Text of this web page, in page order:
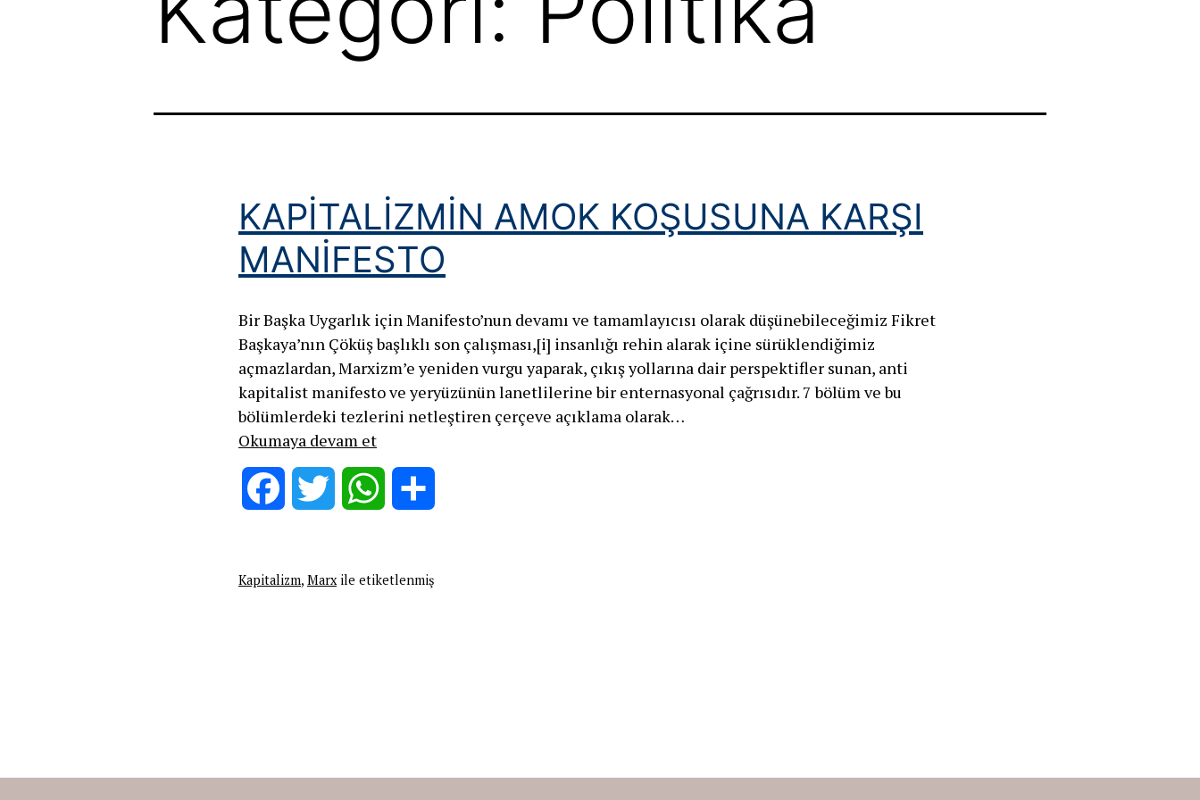
KAPİTALİZMİN AMOK KOŞUSUNA KARŞI
MANİFESTO
Bir Başka Uygarlık için Manifesto’nun devamı ve tamamlayıcısı olarak düşünebileceğimiz Fikret
Başkaya’nın Çöküş başlıklı son çalışması,[i] insanlığı rehin alarak içine sürüklendiğimiz
açmazlardan, Marxizm’e yeniden vurgu yaparak, çıkış yollarına dair perspektifler sunan, anti
kapitalist manifesto ve yeryüzünün lanetlilerine bir enternasyonal çağrısıdır. 7 bölüm ve bu
bölümlerdeki tezlerini netleştiren çerçeve açıklama olarak…
Okumaya devam etKAPİTALİZMİN
AMOK
KOŞUSUNA
KARŞI
Facebook Twitter WhatsApp
Kapitalizm, Marx ile etiketlenmiş